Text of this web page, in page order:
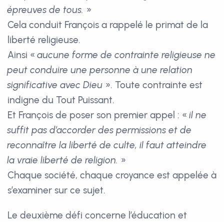
épreuves de tous. »
Cela conduit François a rappelé le primat de la
liberté religieuse.
Ainsi «aucune forme de contrainte religieuse ne
peut conduire une personne à une relation
significative avec Dieu ». Toute contrainte est
indigne du Tout Puissant.
Et François de poser son premier appel : «il ne
suffit pas d’accorder des permissions et de
reconnaître la liberté de culte, il faut atteindre
la vraie liberté de religion. »
Chaque société, chaque croyance est appelée à
s’examiner sur ce sujet.
Le deuxième défi concerne l’éducation et